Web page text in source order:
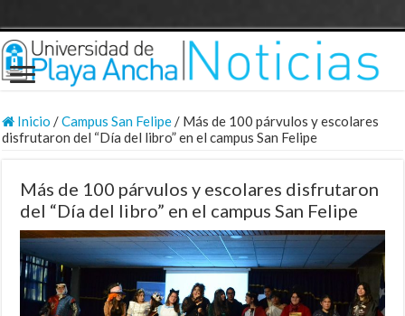
Inicio /Campus San Felipe/ Más de 100 párvulos y escolares
disfrutaron del “Día del libro” en el campus San Felipe
Más de 100 párvulos y escolares disfrutaron
del “Día del libro” en el campus San Felipe